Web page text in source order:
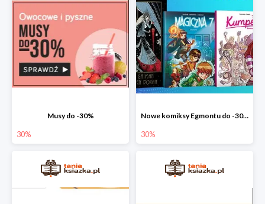
Musy do -30%
30%
Nowe komiksy Egmontu do -30%
30%